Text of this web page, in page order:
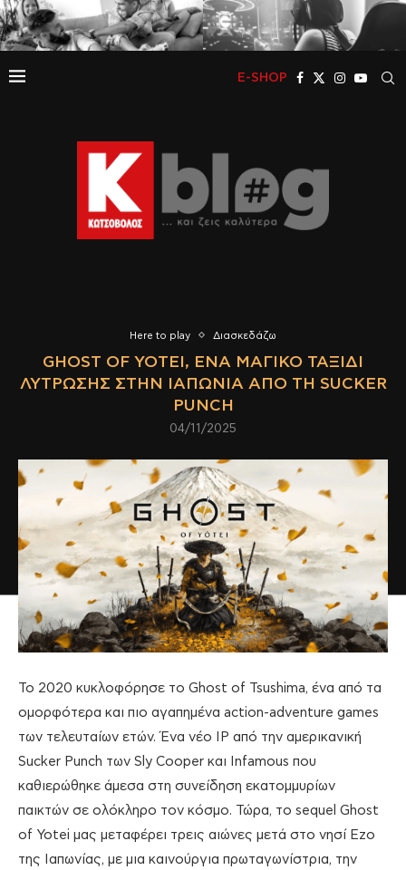
E-SHOP
Here to play Διασκεδάζω
GHOST OF YOTEI, ΈΝΑ ΜΑΓΙΚΌ ΤΑΞΊΔΙ
ΛΎΤΡΩΣΗΣ ΣΤΗΝ ΙΑΠΩΝΊΑ ΑΠΌ ΤΗ SUCKER
PUNCH
04/11/2025
Το 2020 κυκλοφόρησε το Ghost of Tsushima, ένα από τα
ομορφότερα και πιο αγαπημένα action-adventure games
των τελευταίων ετών. Ένα νέο IP από την αμερικανική
Sucker Punch των Sly Cooper και Infamous που
καθιερώθηκε άμεσα στη συνείδηση εκατομμυρίων
παικτών σε ολόκληρο τον κόσμο. Τώρα, το sequel Ghost
of Yotei μας μεταφέρει τρεις αιώνες μετά στο νησί Ezo
της Ιαπωνίας, με μια καινούργια πρωταγωνίστρια, την